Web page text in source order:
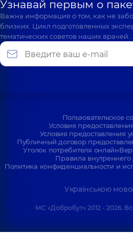
Узнавай первым о
Важна информация о том, как не
близких. Цикл подготовленных
тематических советов наших
Пользовательское
Условия
Условия предоставления
Публичный договор
Уголок потребителя онлайн
Правила
Политика конфиденциальности и
Українською
МС «Добробут» 2012 - 2026.